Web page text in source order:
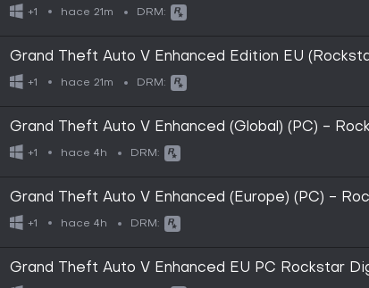
+1 hace 21m DRM:
Grand Theft Auto V Enhanced Edition EU
+1 hace 21m DRM:
Grand Theft Auto V Enhanced (Global) (PC) -
Digital Key
+1 hace 4h DRM:
Grand Theft Auto V Enhanced (Europe) (PC) -
Digital Key
+1 hace 4h DRM:
Grand Theft Auto V Enhanced EU PC Rockstar